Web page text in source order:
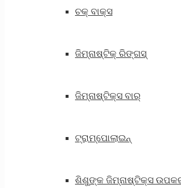
ଚକ୍ ବାକ୍ସ
ଜିମ୍ନାଷ୍ଟିକ୍ ରିଙ୍ଗସ୍
ଜିମ୍ନାଷ୍ଟିକ୍ସ ବାର୍
ଟ୍ରାମ୍ପୋଲାଇନ୍
ଶିଶୁଙ୍କ ଜିମ୍ନାଷ୍ଟିକ୍ସ